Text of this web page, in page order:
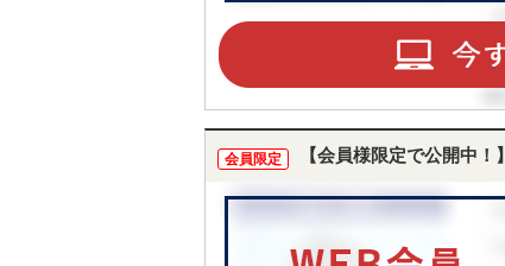
会員限定 【会員様限定で公開中！】